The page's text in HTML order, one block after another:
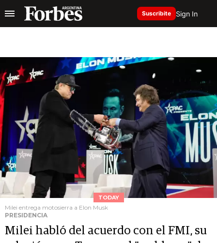
Suscribite Sign In
TODAY
Milei entrega motosierra a Elon Musk
PRESIDENCIA
Milei habló del acuerdo con el FMI, su